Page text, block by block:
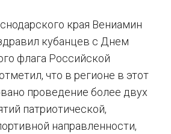
края Вениамин
кубанцев с Днем
флага Российской
что в регионе в этот
проведение более двух
патриотической,
направленности,